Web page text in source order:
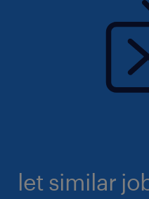
let similar